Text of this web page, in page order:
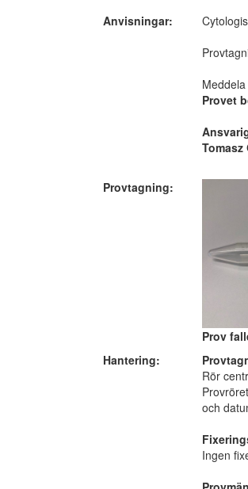
Anvisningar:
Provet
Tomasz
Provtagning:
Prov
Hantering:
Rör
och
Ingen